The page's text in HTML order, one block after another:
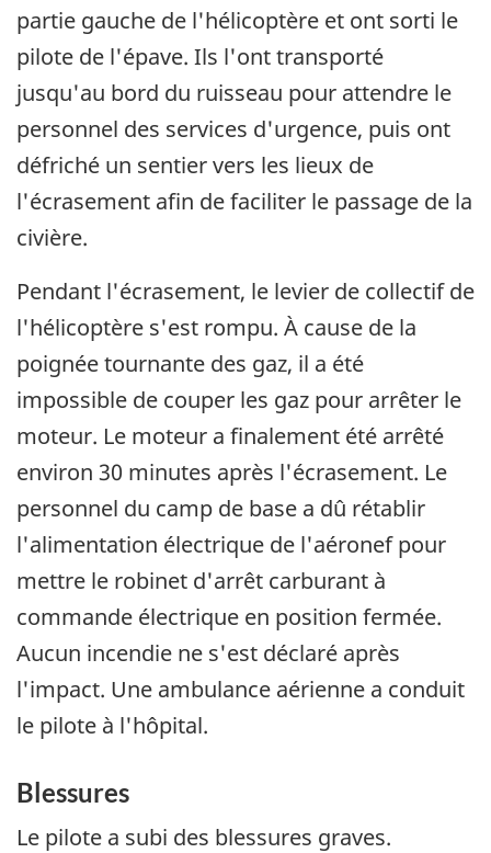
partie gauche de l'hélicoptère et ont sorti le
pilote de l'épave. Ils l'ont transporté
jusqu'au bord du ruisseau pour attendre le
personnel des services d'urgence, puis ont
défriché un sentier vers les lieux de
l'écrasement afin de faciliter le passage de la
civière.
Pendant l'écrasement, le levier de collectif de
l'hélicoptère s'est rompu. À cause de la
poignée tournante des gaz, il a été
impossible de couper les gaz pour arrêter le
moteur. Le moteur a finalement été arrêté
environ 30 minutes après l'écrasement. Le
personnel du camp de base a dû rétablir
l'alimentation électrique de l'aéronef pour
mettre le robinet d'arrêt carburant à
commande électrique en position fermée.
Aucun incendie ne s'est déclaré après
l'impact. Une ambulance aérienne a conduit
le pilote à l'hôpital.
Blessures
Le pilote a subi des blessures graves.